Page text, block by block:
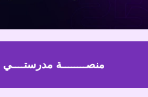
منصــــــــة مدرستــــي